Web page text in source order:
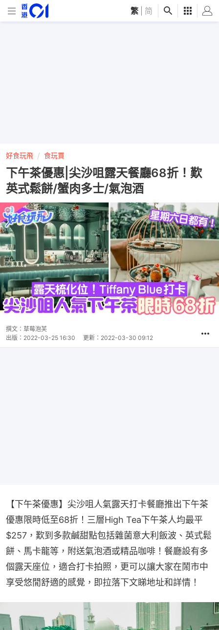
繁 简
好食玩飛 食玩買
下午茶優惠|尖沙咀露天餐廳68折！歎
英式鬆餅/蟹肉多士/氣泡酒
撰文： 草莓泡芙
出版： 2022-03-25 16:30 更新： 2022-03-30 09:12
【下午茶優惠】尖沙咀人氣露天打卡餐廳推出下午茶
優惠限時低至68折！三層High Tea下午茶人均最平
$257，歎到多款鹹甜點包括雜菌意大利飯波、英式鬆
餅、馬卡龍等，附送氣泡酒或精品咖啡！餐廳設有多
個露天座位，適合打卡拍照，更可以讓大家在鬧市中
享受悠閒舒適的感覺，即拉落下文睇地址和詳情！